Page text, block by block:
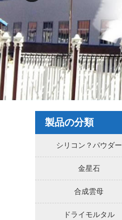
製品の分類
シリコン？パウダー
金星石
合成雲母
ドライモルタル